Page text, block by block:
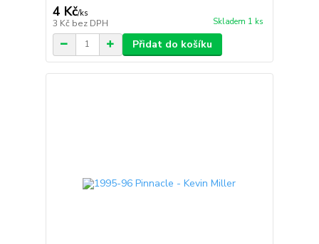
4 Kč/ks
3 Kč bez DPH Skladem 1 ks
Přidat do košíku